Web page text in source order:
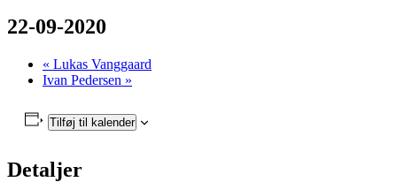
22-09-2020
« Lukas Vanggaard
Ivan Pedersen »
Tilføj til kalender
Detaljer